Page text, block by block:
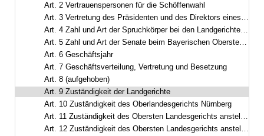
Art. 2 Vertrauenspersonen für die Schöffenwahl
Art. 3 Vertretung des Präsidenten und des Direktors eines Gerichts
Art. 4 Zahl und Art der Spruchkörper bei den Landgerichten und den Oberlandesgerichten
Art. 5 Zahl und Art der Senate beim Bayerischen Obersten Landesgericht; auswärtige Senate
Art. 6 Geschäftsjahr
Art. 7 Geschäftsverteilung, Vertretung und Besetzung
Art. 8 (aufgehoben)
Art. 9 Zuständigkeit der Landgerichte
Art. 10 Zuständigkeit des Oberlandesgerichts Nürnberg
Art. 11 Zuständigkeit des Obersten Landesgerichts anstelle des Bundesgerichtshofs; Besetzung der Großen Senate
Art. 12 Zuständigkeit des Obersten Landesgerichts anstelle der Oberlandesgerichte